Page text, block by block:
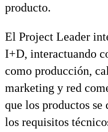
producto.
El Project Leader
I+D, interactuando
como producción,
marketing y red
que los productos
los requisitos